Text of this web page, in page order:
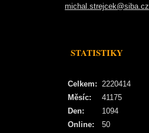
michal.strejcek@siba.cz
STATISTIKY
Online: 50
Celkem: 2220414
Měsíc:
41175
Den:
1094